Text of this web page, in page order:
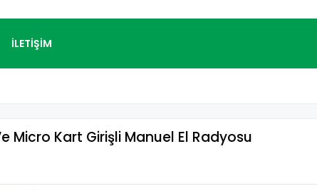
İLETİŞİM
Micro Kart Girişli Manuel El Radyosu